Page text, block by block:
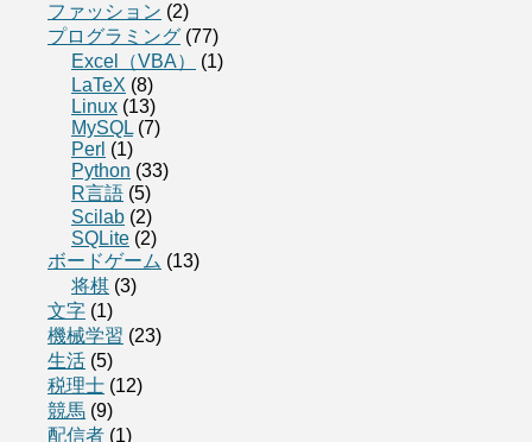
ファッション (2)
プログラミング (77)
Excel（VBA）
(1)
LaTeX (8)
Linux (13)
MySQL (7)
Perl (1)
Python (33)
R言語 (5)
Scilab (2)
SQLite (2)
ボードゲーム (13)
将棋 (3)
文字 (1)
機械学習 (23)
生活 (5)
税理士 (12)
競馬 (9)
配信者 (1)